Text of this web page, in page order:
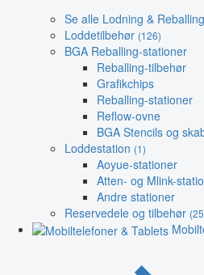
Se alle Lodning & Reballing
Loddetilbehør (126)
BGA Reballing-stationer
Reballing-tilbehør
Grafikchips
Reballing-stationer
Reflow-ovne
BGA Stencils og
Loddestation (1)
Aoyue-stationer
Atten- og Mlink-
Andre stationer
Reservedele og tilbehør